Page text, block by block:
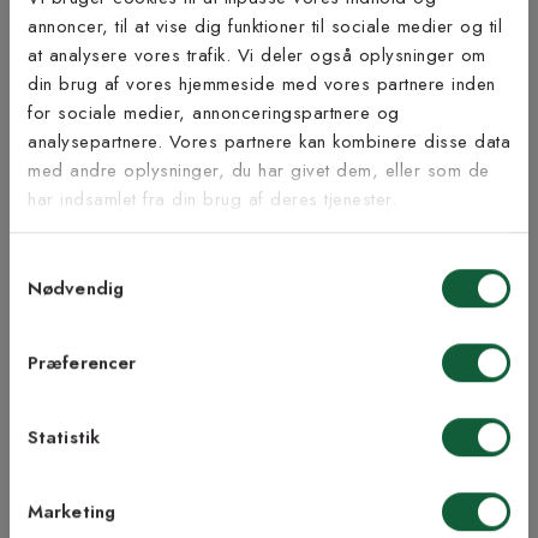
annoncer, til at vise dig funktioner til sociale medier og til
at analysere vores trafik. Vi deler også oplysninger om
din brug af vores hjemmeside med vores partnere inden
for sociale medier, annonceringspartnere og
analysepartnere. Vores partnere kan kombinere disse data
med andre oplysninger, du har givet dem, eller som de
har indsamlet fra din brug af deres tjenester.
Nødvendig
Præferencer
Statistik
Marketing
Bæredygtighed
Inspiration fra @kilandsofficial
Tilmeld dig vores
nyhedsbrev
Vær blandt de første til at modtage vores tilbud,
tips og nyheder.
Samtykke til Kilands vilkår
modtage nyhedsbreve fra Kilands